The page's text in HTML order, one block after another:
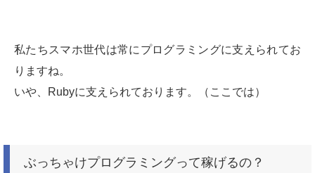
私たちスマホ世代は常にプログラミングに支えられてお
りますね。
いや、Rubyに支えられております。（ここでは）
ぶっちゃけプログラミングって稼げるの？